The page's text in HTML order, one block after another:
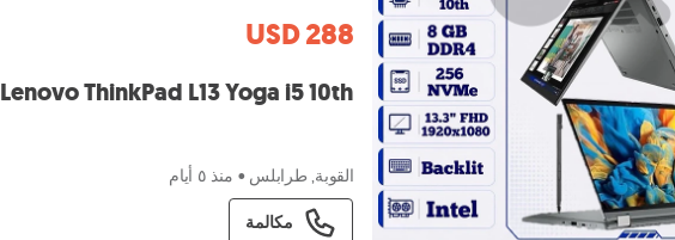
USD 288
Lenovo ThinkPad L13 Yoga i5 10th
القوبة, طرابلس • منذ ٥ أيام
مكالمة